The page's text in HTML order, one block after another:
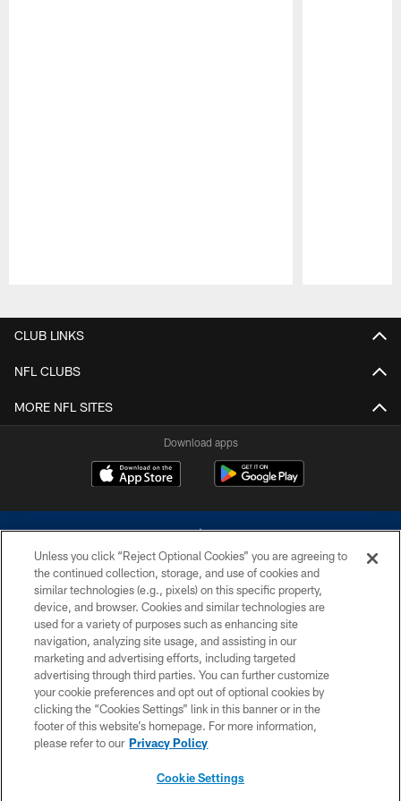
CLUB LINKS
NFL CLUBS
MORE NFL SITES
Download apps
©2026 Dallas Cowboys. All rights reserved. Do not duplicate in any form
without permission of the Dallas Cowboys. The Dallas Cowboys
Cheerleaders will not initiate contact with any person to request personal or
financial information.
PRIVACY POLICY
ACCESSIBILITY
SITE MAP
Unless you click “Reject Optional Cookies” you are agreeing to
the continued collection, storage, and use of cookies and
similar technologies (e.g., pixels) on this specific property,
device, and browser. Cookies and similar technologies are
used for a variety of purposes such as enhancing site
navigation, analyzing site usage, and assisting in our
marketing and advertising efforts, including targeted
advertising through third parties. You can further customize
your cookie preferences and opt out of optional cookies by
clicking the “Cookies Settings” link in this banner or in the
footer of this website’s homepage. For more information,
please refer to our Privacy Policy
Cookie Settings